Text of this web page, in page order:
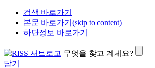
검색 바로가기
본문 바로가기(skip to content)
하단정보 바로가기
무엇을 찾고 계세요?
닫기